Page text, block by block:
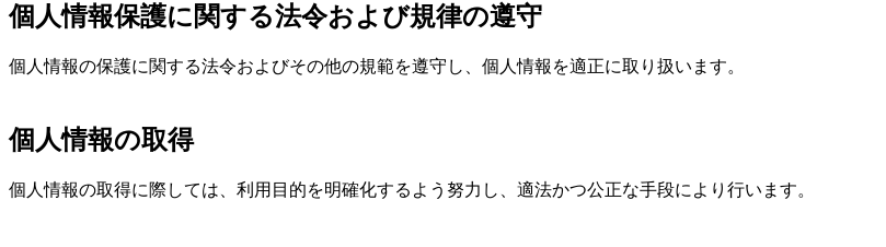
個人情報保護に関する法令および規律の遵守
個人情報の保護に関する法令およびその他の規範を遵守し、個人情報を適正に取り扱います。
個人情報の取得
個人情報の取得に際しては、利用目的を明確化するよう努力し、適法かつ公正な手段により行います。